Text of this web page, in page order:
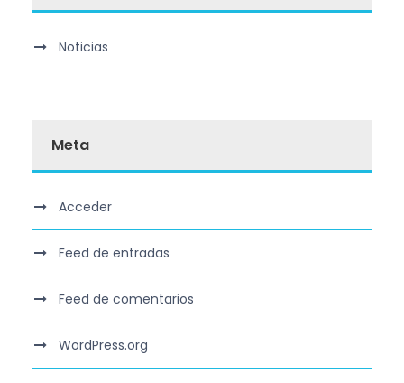
Noticias
Meta
Acceder
Feed de entradas
Feed de comentarios
WordPress.org